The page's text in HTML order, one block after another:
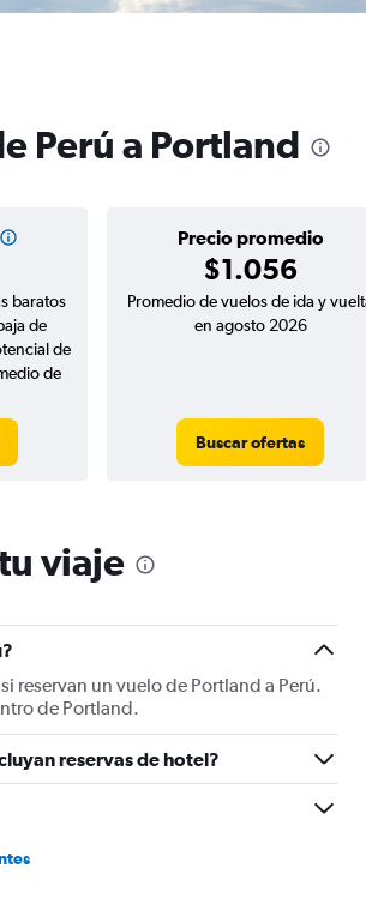
Perú a Portland
Precio promedio
$1.056
baratos
de
de
de
Promedio de vuelos de ida y
en agosto 2026
Buscar ofertas
viaje
reservan un vuelo de Portland a Perú.
de Portland.
reservas de hotel?